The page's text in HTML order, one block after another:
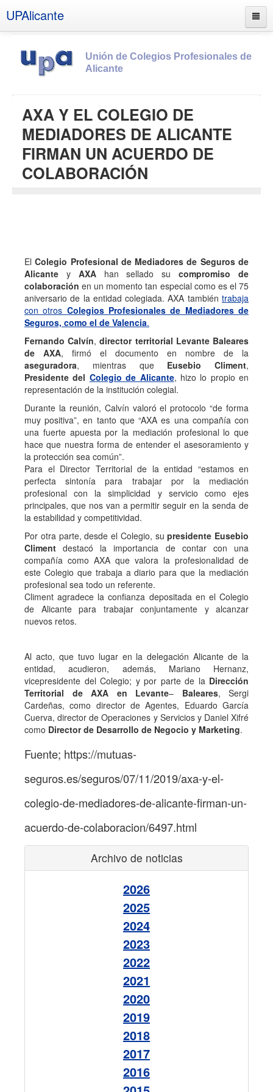
UPAlicante
Unión de Colegios Profesionales de
Alicante
Socios
Estatutos
Documentos
Contacto
AXA Y EL COLEGIO DE
MEDIADORES DE ALICANTE
FIRMAN UN ACUERDO DE
COLABORACIÓN
ElColegio Profesional de Mediadores de Seguros de
Alicante y AXAhan sellado sucompromiso de
colaboración en un momento tan especial como es el 75
aniversario de la entidad colegiada. AXA también trabaja
con otros Colegios Profesionales de Mediadores de
Seguros, como el de Valencia.
Fernando Calvín,director territorial Levante Baleares
de AXA, firmó el documento en nombre de la
aseguradora, mientras que Eusebio Climent,
Presidente del Colegio de Alicante, hizo lo propio en
representación de la institución colegial.
Durante la reunión, Calvín valoró el protocolo “de forma
muy positiva”, en tanto que “AXA es una compañía con
una fuerte apuesta por la mediación profesional lo que
hace que nuestra forma de entender el asesoramiento y
la protección sea común”.
Para el Director Territorial de la entidad “estamos en
perfecta sintonía para trabajar por la mediación
profesional con la simplicidad y servicio como ejes
principales, que nos van a permitir seguir en la senda de
la estabilidad y competitividad.
Por otra parte, desde el Colegio, supresidente Eusebio
Climent destacó la importancia de contar con una
compañía como AXA que valora la profesionalidad de
este Colegio que trabaja a diario para que la mediación
profesional sea todo un referente.
Climent agradece la confianza depositada en el Colegio
de Alicante para trabajar conjuntamente y alcanzar
nuevos retos.
Al acto, que tuvo lugar en la delegación Alicante de la
entidad, acudieron, además, Mariano Hernanz,
vicepresidente del Colegio; y por parte de la Dirección
Territorial de AXA en Levante– Baleares, Sergi
Cardeñas, como director de Agentes, Eduardo García
Cuerva, director de Operaciones y Servicios y Daniel Xifré
como Director de Desarrollo de Negocio y Marketing.
Fuente; https://mutuas-
seguros.es/seguros/07/11/2019/axa-y-el-
colegio-de-mediadores-de-alicante-firman-un-
acuerdo-de-colaboracion/6497.html
Archivo de noticias
2026
2025
2024
2023
2022
2021
2020
2019
2018
2017
2016